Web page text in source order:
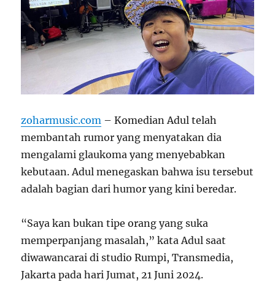
zoharmusic.com – Komedian Adul telah
membantah rumor yang menyatakan dia
mengalami glaukoma yang menyebabkan
kebutaan. Adul menegaskan bahwa isu tersebut
adalah bagian dari humor yang kini beredar.
“Saya kan bukan tipe orang yang suka
memperpanjang masalah,” kata Adul saat
diwawancarai di studio Rumpi, Transmedia,
Jakarta pada hari Jumat, 21 Juni 2024.